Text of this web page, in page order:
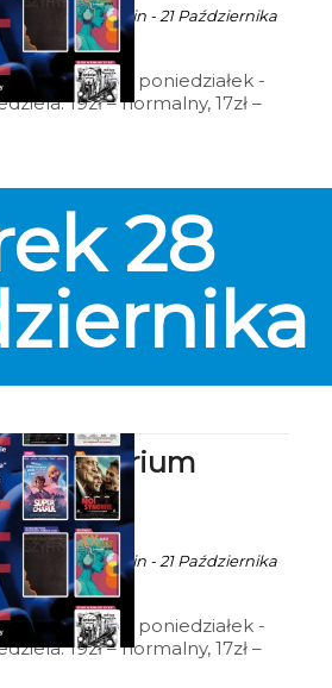
za CK 105 Koszalin - 21 Października
godz. 9:52
Bilety 2D poniedziałek -
19zł – normalny, 17zł –
Dyskusyjny Klub
Kino Przyjazne
Kino dla Seniora; 12
– Kino Małego Widza,
Wojciecha
Hasa.
28
Kryterium
POLECA
za CK 105 Koszalin - 21 Października
godz. 9:52
Bilety 2D poniedziałek -
19zł – normalny, 17zł –